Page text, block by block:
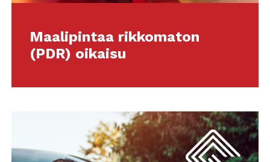
Maalipintaa rikkomaton
(PDR) oikaisu